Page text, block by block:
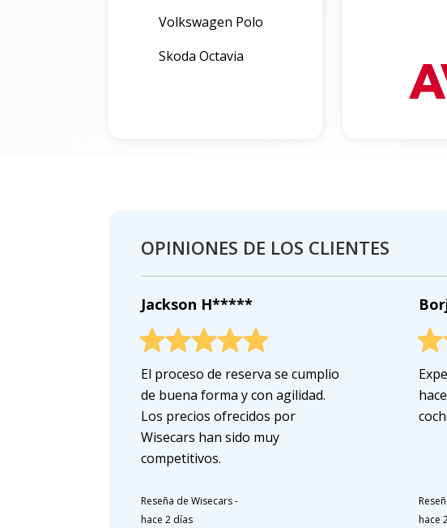
Volkswagen Polo
Skoda Octavia
OPINIONES DE LOS CLIENTES
Jackson H*****
El proceso de reserva se cumplio
de buena forma y con agilidad.
Los precios ofrecidos por
Wisecars han sido muy
competitivos.
Reseña de Wisecars-
hace 2 días
hace